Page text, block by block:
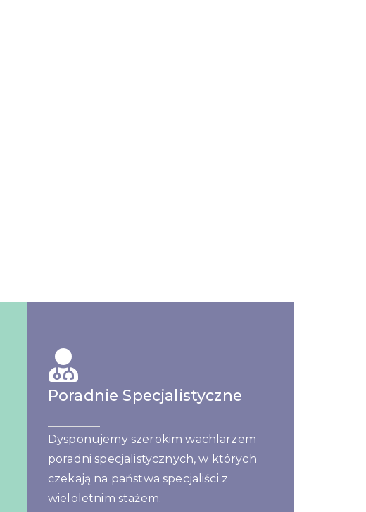
Poradnie Specjalistyczne
Dysponujemy szerokim wachlarzem
poradni specjalistycznych, w których
czekają na państwa specjaliści z
wieloletnim stażem.